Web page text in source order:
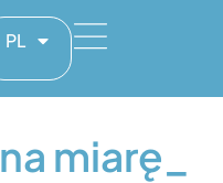
PL
na miarę_